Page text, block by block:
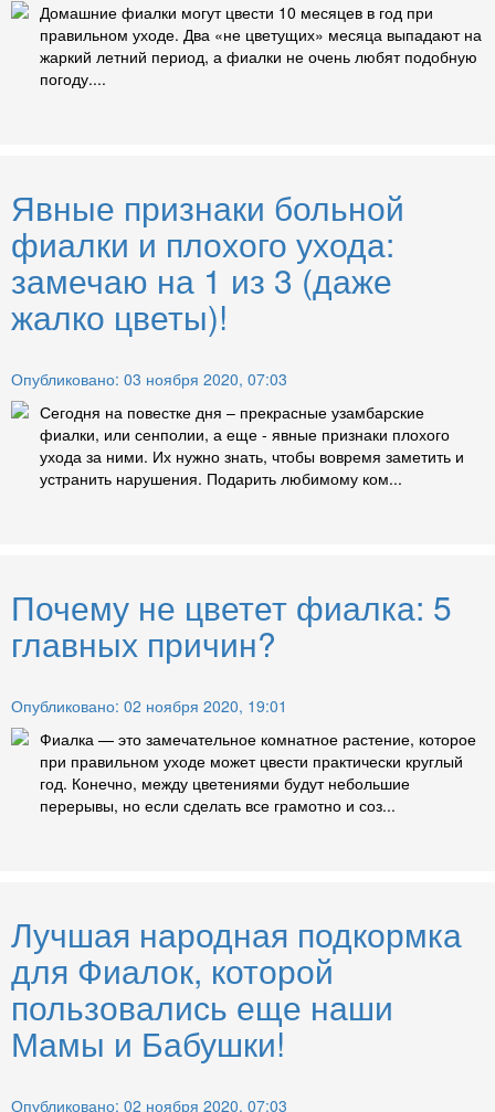
Домашние фиалки могут цвести 10 месяцев в год при
правильном уходе. Два «не цветущих» месяца выпадают на
жаркий летний период, а фиалки не очень любят подобную
погоду....
Явные признаки больной
фиалки и плохого ухода:
замечаю на 1 из 3 (даже
жалко цветы)!
Опубликовано: 03 ноября 2020, 07:03
Сегодня на повестке дня – прекрасные узамбарские
фиалки, или сенполии, а еще - явные признаки плохого
ухода за ними. Их нужно знать, чтобы вовремя заметить и
устранить нарушения. Подарить любимому ком...
Почему не цветет фиалка: 5
главных причин?
Опубликовано: 02 ноября 2020, 19:01
Фиалка — это замечательное комнатное растение, которое
при правильном уходе может цвести практически круглый
год. Конечно, между цветениями будут небольшие
перерывы, но если сделать все грамотно и соз...
Лучшая народная подкормка
для Фиалок, которой
пользовались еще наши
Мамы и Бабушки!
Опубликовано: 02 ноября 2020, 07:03